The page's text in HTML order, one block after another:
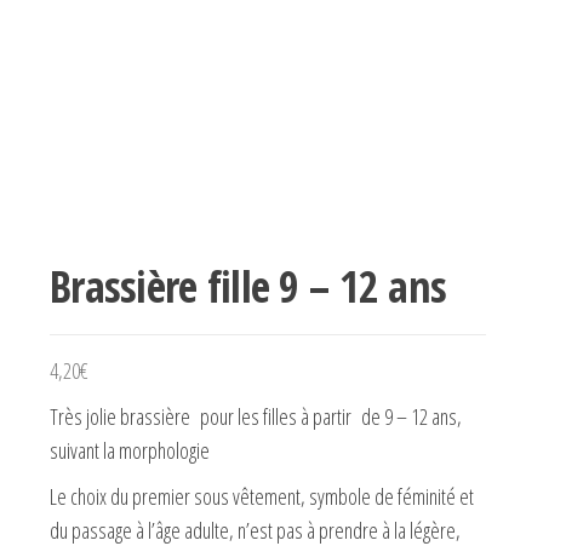
Brassière fille 9 – 12 ans
4,20€
Très jolie brassière pour les filles à partir de 9 – 12 ans,
suivant la morphologie
Le choix du premier sous vêtement, symbole de féminité et
du passage à l’âge adulte, n’est pas à prendre à la légère,